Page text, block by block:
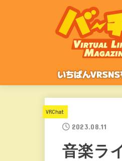
VRChat
2023.08.11
音楽ラ